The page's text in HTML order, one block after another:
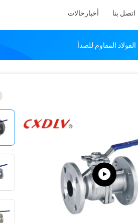
اتصل بنا أخبار حالات